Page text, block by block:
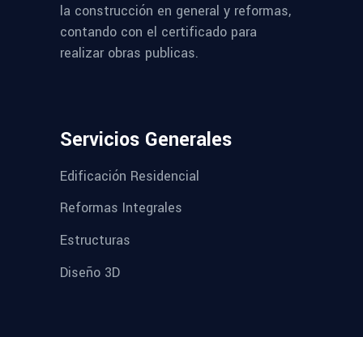
la construcción en general y reformas,
contando con el certificado para
realizar obras publicas.
Servicios Generales
Edificación Residencial
Reformas Integrales
Estructuras
Diseño 3D